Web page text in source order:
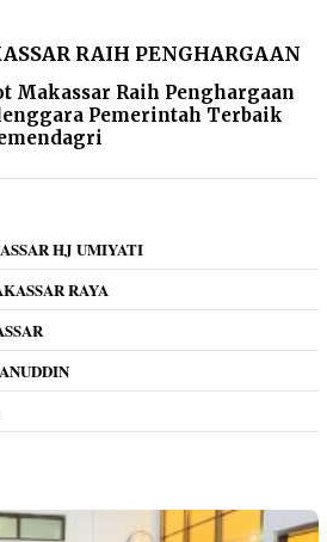
RAIH PENGHARGAAN
Makassar Raih Penghargaan
Pemerintah Terbaik
HJ UMIYATI
RAYA